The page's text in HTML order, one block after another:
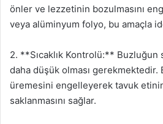
önler ve lezzetinin bozulmasını
veya alüminyum folyo, bu amaçla
2. **Sıcaklık Kontrolü:** Buzluğun
daha düşük olması gerekmektedir.
üremesini engelleyerek tavuk
saklanmasını sağlar.